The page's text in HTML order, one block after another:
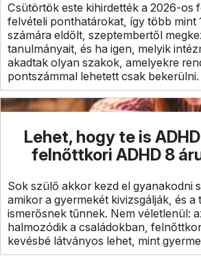
Csütörtök este kihirdették a 2026-os
felvételi ponthatárokat, így több mint
számára eldőlt, szeptembertől
tanulmányait, és ha igen, melyik
akadtak olyan szakok, amelyekre
pontszámmal lehetett csak bekerülni.
Lehet, hogy te is
felnőttkori ADHD 8
Sok szülő akkor kezd el gyanakodni
amikor a gyermekét kivizsgálják, és
ismerősnek tűnnek. Nem véletlenül:
halmozódik a családokban,
kevésbé látványos lehet, mint